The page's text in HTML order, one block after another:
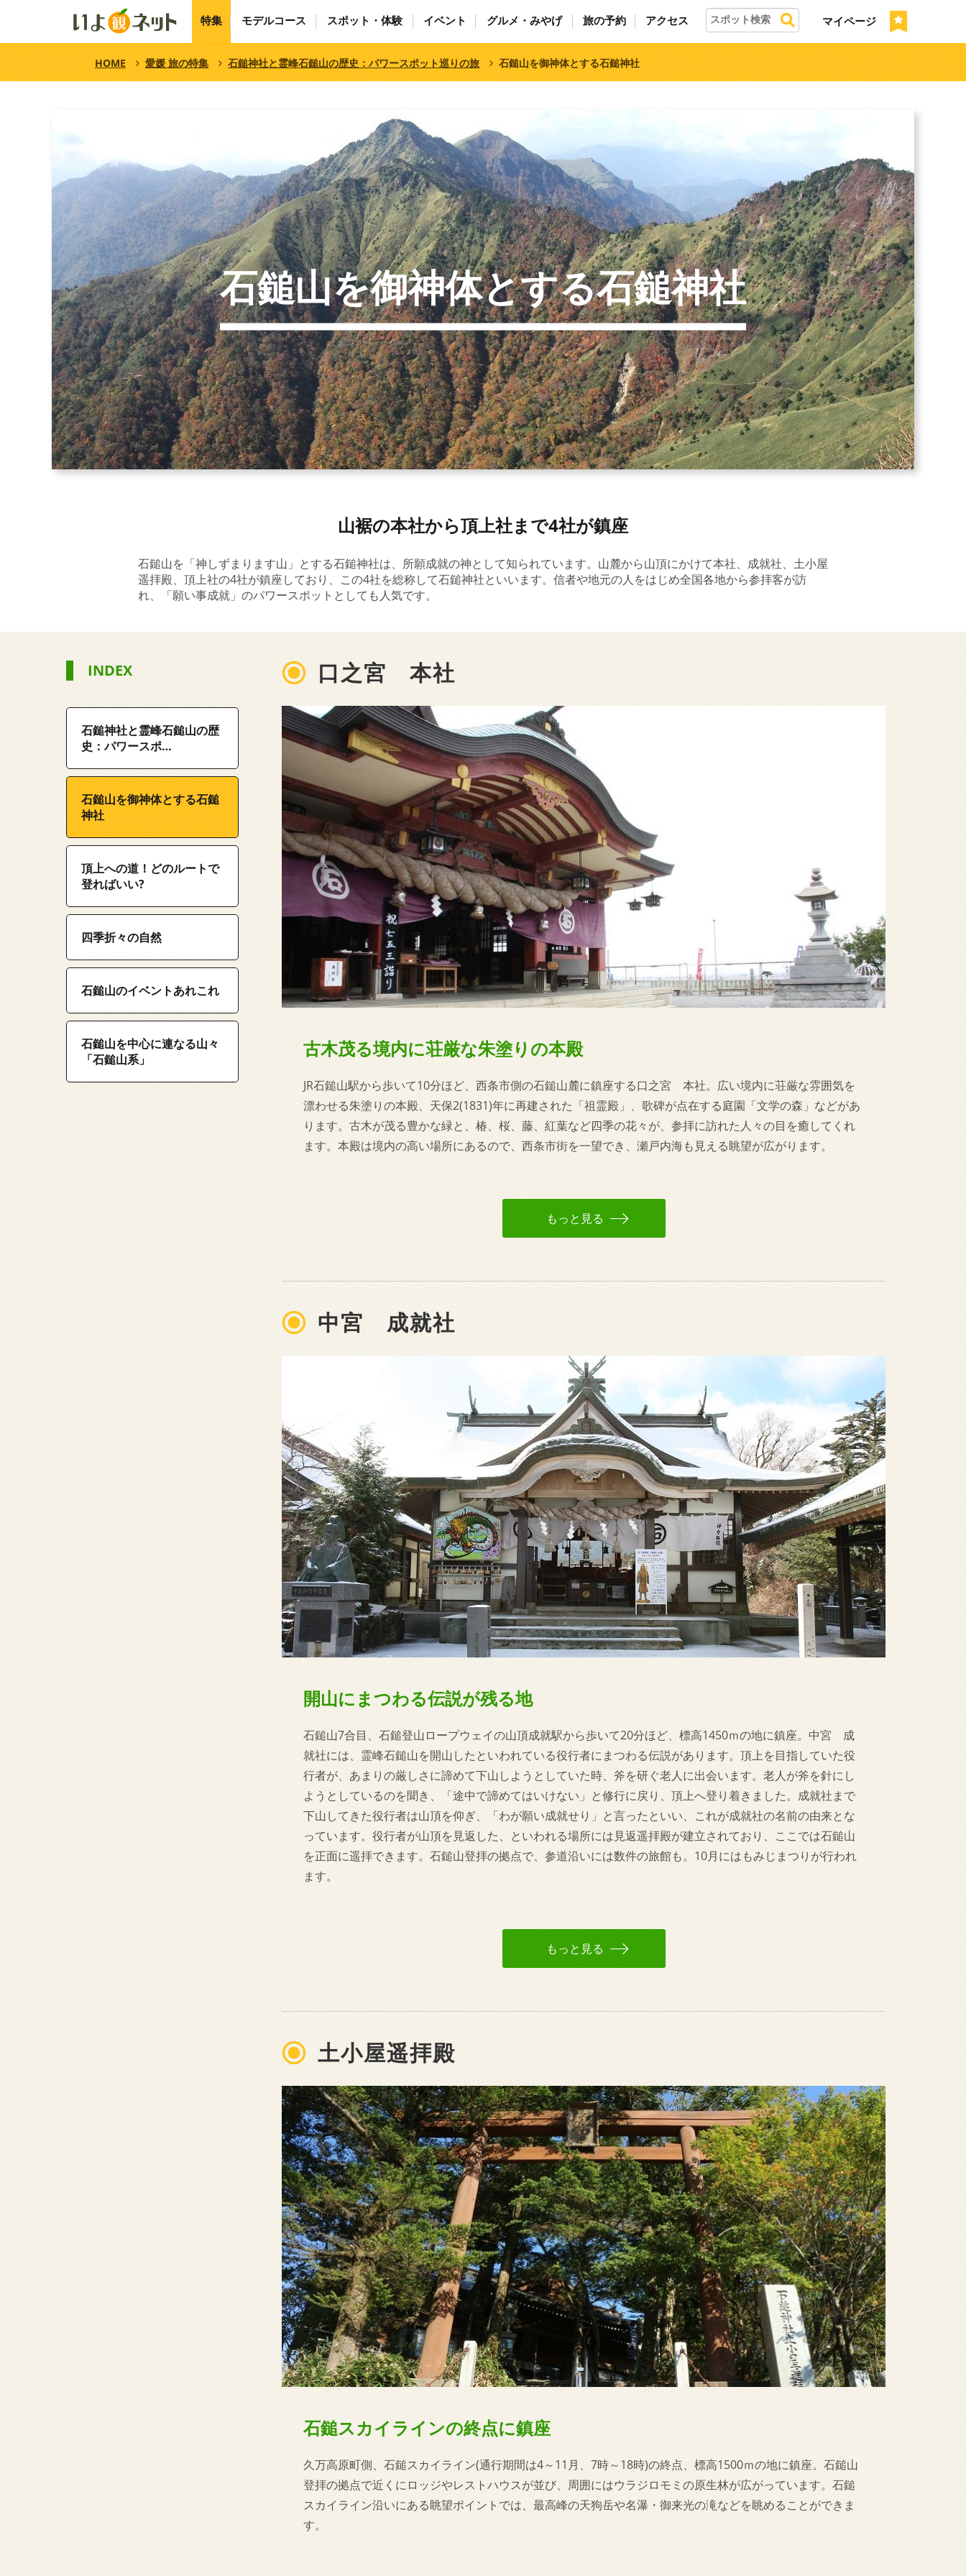
マイページ
特集 モデルコース スポット・体験 イベント グルメ・みやげ 旅の予約 アクセス
HOME 愛媛 旅の特集 石鎚神社と霊峰石鎚山の歴史：パワースポット巡りの旅 石鎚山を御神体とする石鎚神社
石鎚山を御神体とする石鎚神社
山裾の本社から頂上社まで4社が鎮座
石鎚山を「神しずまります山」とする石鎚神社は、所願成就の神として知られています。山麓から山頂にかけて本社、成就社、土小屋
遥拝殿、頂上社の4社が鎮座しており、この4社を総称して石鎚神社といいます。信者や地元の人をはじめ全国各地から参拝客が訪
れ、「願い事成就」のパワースポットとしても人気です。
INDEX
石鎚神社と霊峰石鎚山の歴
史：パワースポ…
石鎚山を御神体とする石鎚
神社
頂上への道！どのルートで
登ればいい?
四季折々の自然
石鎚山のイベントあれこれ
石鎚山を中心に連なる山々
「石鎚山系」
口之宮 本社
古木茂る境内に荘厳な朱塗りの本殿
JR石鎚山駅から歩いて10分ほど、西条市側の石鎚山麓に鎮座する口之宮 本社。広い境内に荘厳な雰囲気を
漂わせる朱塗りの本殿、天保2(1831)年に再建された「祖霊殿」、歌碑が点在する庭園「文学の森」などがあ
ります。古木が茂る豊かな緑と、椿、桜、藤、紅葉など四季の花々が、参拝に訪れた人々の目を癒してくれ
ます。本殿は境内の高い場所にあるので、西条市街を一望でき、瀬戸内海も見える眺望が広がります。
もっと見る
中宮 成就社
開山にまつわる伝説が残る地
石鎚山7合目、石鎚登山ロープウェイの山頂成就駅から歩いて20分ほど、標高1450ｍの地に鎮座。中宮 成
就社には、霊峰石鎚山を開山したといわれている役行者にまつわる伝説があります。頂上を目指していた役
行者が、あまりの厳しさに諦めて下山しようとしていた時、斧を研ぐ老人に出会います。老人が斧を針にし
ようとしているのを聞き、「途中で諦めてはいけない」と修行に戻り、頂上へ登り着きました。成就社まで
下山してきた役行者は山頂を仰ぎ、「わが願い成就せり」と言ったといい、これが成就社の名前の由来とな
っています。役行者が山頂を見返した、といわれる場所には見返遥拝殿が建立されており、ここでは石鎚山
を正面に遥拝できます。石鎚山登拝の拠点で、参道沿いには数件の旅館も。10月にはもみじまつりが行われ
ます。
もっと見る
土小屋遥拝殿
石鎚スカイラインの終点に鎮座
久万高原町側、石鎚スカイライン(通行期間は4～11月、7時～18時)の終点、標高1500ｍの地に鎮座。石鎚山
登拝の拠点で近くにロッジやレストハウスが並び、周囲にはウラジロモミの原生林が広がっています。石鎚
スカイライン沿いにある眺望ポイントでは、最高峰の天狗岳や名瀑・御来光の滝などを眺めることができま
す。